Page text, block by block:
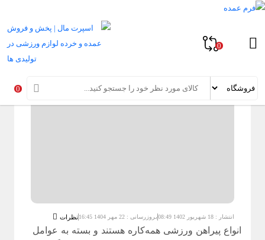
0
0
انتشار : 18 شهریور 1402 08:49 بروزرسانی : 22 مهر 1404 16:45 نظرات
انواع پیراهن ورزشی همه‌کاره هستند و بسته به عوامل